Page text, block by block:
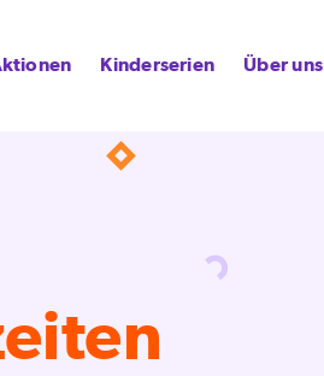
Kinderserien Über uns